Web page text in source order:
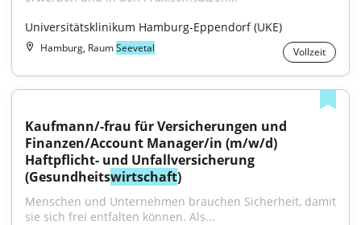
Universitätsklinikum Hamburg-Eppendorf (UKE)
Hamburg, RaumSeevetal Vollzeit
Kaufmann/-frau für Versicherungen und
Finanzen/Account Manager/in (m/w/d)
Haftpflicht- und Unfallversicherung
(Gesundheitswirtschaft)
Menschen und Unternehmen brauchen Sicherheit, damit
sie sich frei entfalten können. Als...